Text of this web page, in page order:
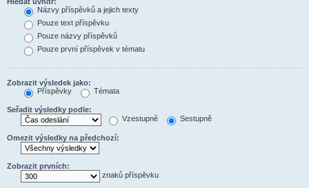
Názvy příspěvků a jejich texty
Pouze text příspěvku
Pouze názvy příspěvků
Pouze první příspěvek v tématu
Zobrazit výsledek jako:
Příspěvky
Témata
Seřadit výsledky podle:
Vzestupně
Sestupně
Omezit výsledky na předchozí:
Zobrazit prvních:
znaků příspěvku